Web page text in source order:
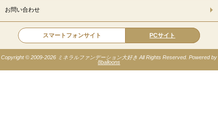
お問い合わせ
スマートフォンサイト PCサイト
Copyright © 2009-2026 ミネラルファンデーション大好き All Rights Reserved. Powered by
8balloons